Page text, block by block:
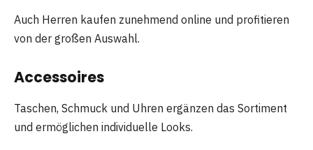
Auch Herren kaufen zunehmend online und profitieren
von der großen Auswahl.
Accessoires
Taschen, Schmuck und Uhren ergänzen das Sortiment
und ermöglichen individuelle Looks.